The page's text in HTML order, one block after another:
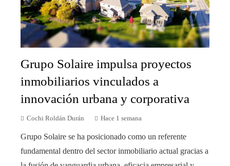
Grupo Solaire impulsa proyectos
inmobiliarios vinculados a
innovación urbana y corporativa
Cochi Roldán Durán Hace 1 semana
Grupo Solaire se ha posicionado como un referente
fundamental dentro del sector inmobiliario actual gracias a